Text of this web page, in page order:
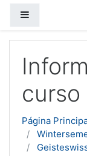
curso
Página